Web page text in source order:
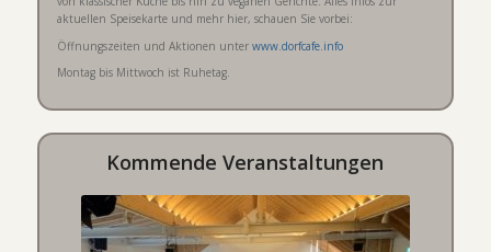
aktuellen Speisekarte und mehr hier, schauen Sie vorbei:
Öffnungszeiten und Aktionen unter www.dorfcafe.info
Montag bis Mittwoch ist Ruhetag.
Kommende Veranstaltungen